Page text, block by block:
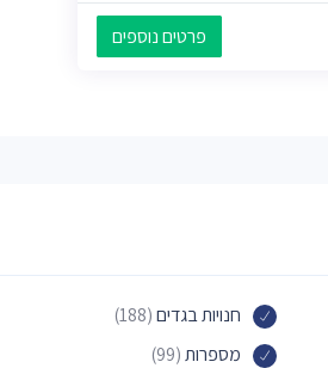
פרטים נוספים
חנויות בגדים(188)
מספרות(99)